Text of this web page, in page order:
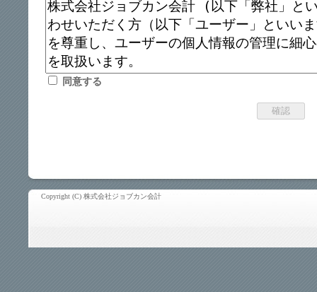
同意する
Copyright (C) 株式会社ジョブカン会計